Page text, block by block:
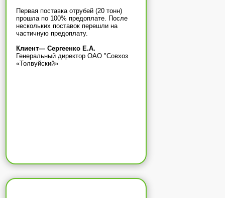
Первая поставка отрубей (20 тонн)
прошла по 100% предоплате. После
нескольких поставок перешли на
частичную предоплату.
Клиент— Сергеенко Е.А.
Генеральный директор ОАО "Совхоз
«Толвуйский»